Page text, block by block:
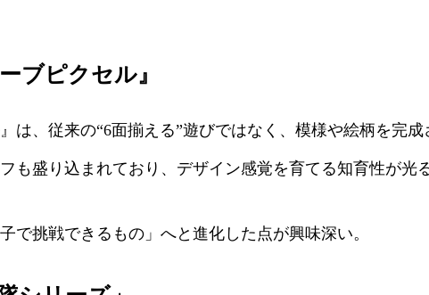
ブピクセル』
、従来の“6面揃える”遊びではなく、模様や絵柄を完成
も盛り込まれており、デザイン感覚を育てる知育性が光る
で挑戦できるもの」へと進化した点が興味深い。